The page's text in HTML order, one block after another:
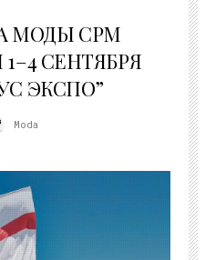
МОДЫ CPM
СЕНТЯБРЯ
ЭКСПО”
Moda